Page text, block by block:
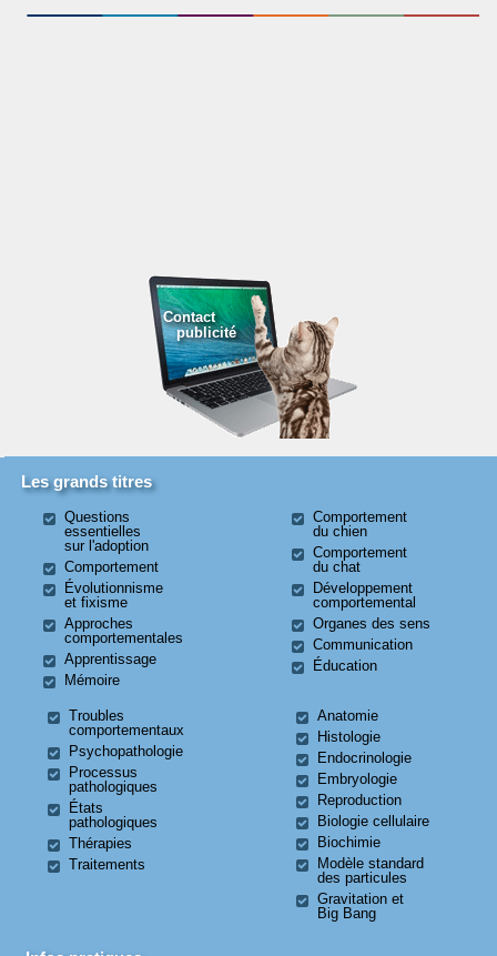
Contact
publicité
Les grands titres
Questions
essentielles
sur l'adoption
Comportement
Évolutionnisme
et fixisme
Approches
comportementales
Apprentissage
Mémoire
Comportement
du chien
Comportement
du chat
Développement
comportemental
Organes des sens
Communication
Éducation
Troubles
comportementaux
Psychopathologie
Processus
pathologiques
États
pathologiques
Thérapies
Traitements
Anatomie
Histologie
Endocrinologie
Embryologie
Reproduction
Biologie cellulaire
Biochimie
Modèle standard
des particules
Gravitation et
Big Bang